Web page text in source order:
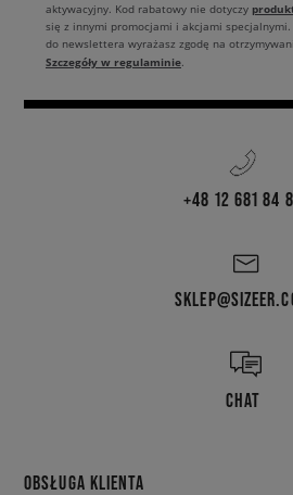
aktywacyjny. Kod rabatowy nie dotyczy
się z innymi promocjami i akcjami
do newslettera wyrażasz zgodę na
Szczegóły w regulaminie.
+48 12 681 84
CHAT
OBSŁUGA KLIENTA